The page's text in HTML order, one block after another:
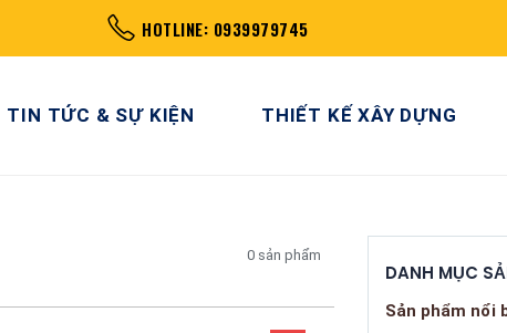
HOTLINE: 0939979745
TIN TỨC & SỰ KIỆN THIẾT KẾ XÂY DỰNG
0 sản phẩm
DANH MỤC
Sản phẩm nổi